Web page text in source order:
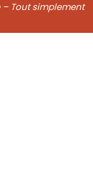
Tout simplement